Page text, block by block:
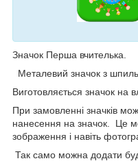
Значок Перша вчителька.
Металевий значок з
Виготовляється значок на
При замовленні значків
нанесення на значок. Це
зображення і навіть
Так само можна додати